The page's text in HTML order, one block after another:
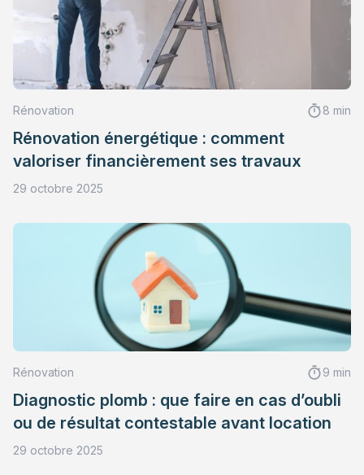
Rénovation 8 min
Rénovation énergétique : comment
valoriser financièrement ses travaux
29 octobre 2025
Rénovation 9 min
Diagnostic plomb : que faire en cas d’oubli
ou de résultat contestable avant location
29 octobre 2025